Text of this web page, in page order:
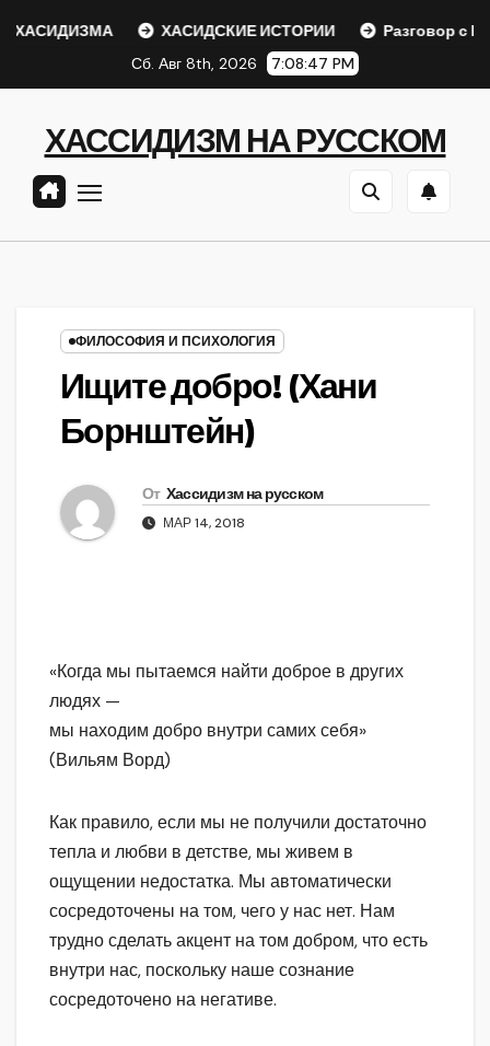
ХАСИДСКИЕ ИСТОРИИ
Разговор с Ребе
Сб. Авг 8th, 2026
7:08:47 PM
ХАССИДИЗМ НА РУССКОМ
ФИЛОСОФИЯ И ПСИХОЛОГИЯ
Ищите добро! (Хани
Борнштейн)
От Хассидизм на русском
МАР 14, 2018
«Когда мы пытаемся найти доброе в других
людях —
мы находим добро внутри самих себя»
(Вильям Ворд)
Как правило, если мы не получили достаточно
тепла и любви в детстве, мы живем в
ощущении недостатка. Мы автоматически
сосредоточены на том, чего у нас нет. Нам
трудно сделать акцент на том добром, что есть
внутри нас, поскольку наше сознание
сосредоточено на негативе.